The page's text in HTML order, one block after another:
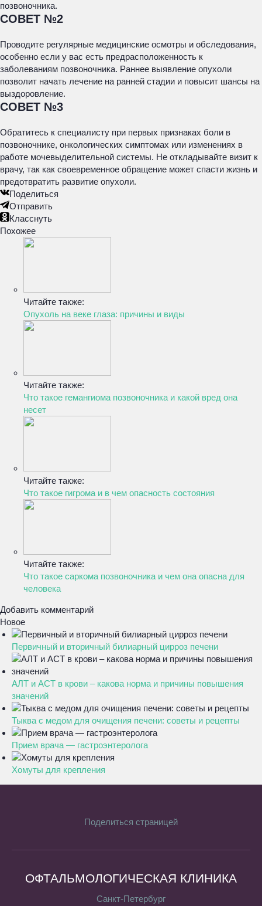
позвоночника.
СОВЕТ №2
Проводите регулярные медицинские осмотры и обследования,
особенно если у вас есть предрасположенность к
заболеваниям позвоночника. Раннее выявление опухоли
позволит начать лечение на ранней стадии и повысит шансы на
выздоровление.
СОВЕТ №3
Обратитесь к специалисту при первых признаках боли в
позвоночнике, онкологических симптомах или изменениях в
работе мочевыделительной системы. Не откладывайте визит к
врачу, так как своевременное обращение может спасти жизнь и
предотвратить развитие опухоли.
Поделиться
Отправить
Класснуть
Похожее
Читайте также:
Опухоль на веке глаза: причины и виды
Читайте также:
Что такое гемангиома позвоночника и какой вред она
несет
Читайте также:
Что такое гигрома и в чем опасность состояния
Читайте также:
Что такое саркома позвоночника и чем она опасна для
человека
Добавить комментарий
Новое
Первичный и вторичный билиарный цирроз печени
АЛТ и АСТ в крови – какова норма и причины повышения
значений
Тыква с медом для очищения печени: советы и рецепты
Прием врача — гастроэнтеролога
Хомуты для крепления
Поделиться страницей
ОФТАЛЬМОЛОГИЧЕСКАЯ КЛИНИКА
Санкт-Петербург